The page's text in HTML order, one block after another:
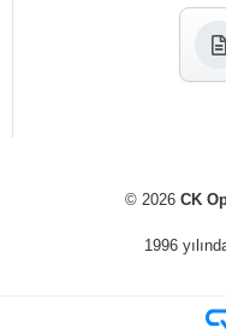
© 2026 CK
1996